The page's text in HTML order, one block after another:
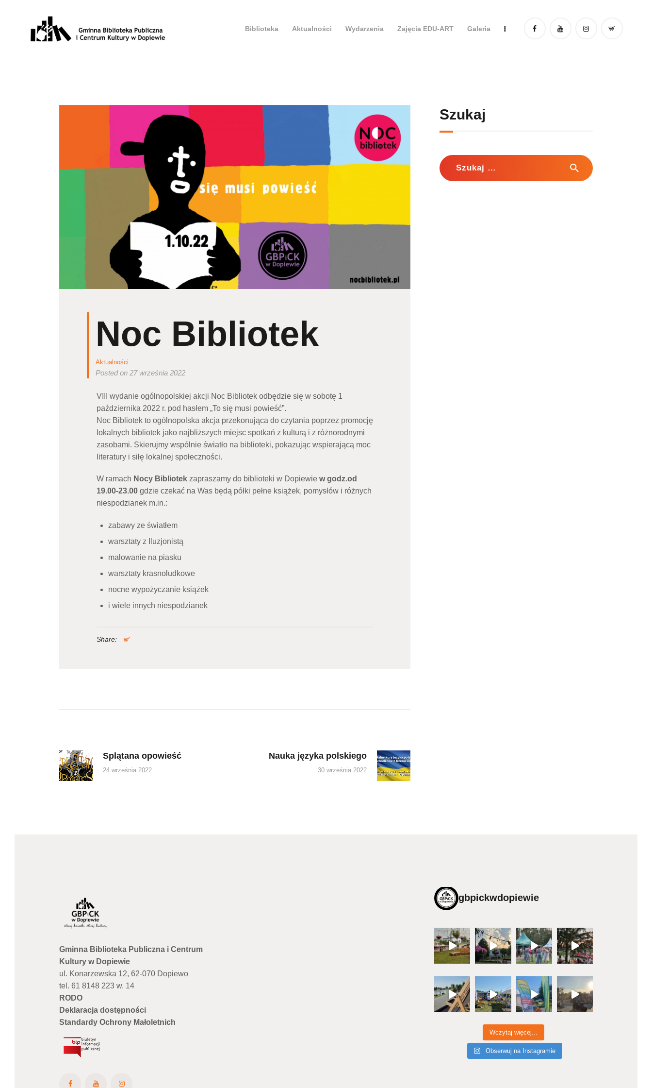
Biblioteka Aktualności Wydarzenia Zajęcia EDU-ART Galeria
Noc Bibliotek
Aktualności
Posted on 27 września 2022
VIII wydanie ogólnopolskiej akcji Noc Bibliotek odbędzie się w sobotę 1
października 2022 r. pod hasłem „To się musi powieść”.
Noc Bibliotek to ogólnopolska akcja przekonująca do czytania poprzez promocję
lokalnych bibliotek jako najbliższych miejsc spotkań z kulturą i z różnorodnymi
zasobami. Skierujmy wspólnie światło na biblioteki, pokazując wspierającą moc
literatury i siłę lokalnej społeczności.
W ramach Nocy Bibliotekzapraszamy do biblioteki w Dopiewie w godz.od
19.00-23.00gdzie czekać na Was będą półki pełne książek, pomysłów i różnych
niespodzianek m.in.:
zabawy ze światłem
warsztaty z Iluzjonistą
malowanie na piasku
warsztaty krasnoludkowe
nocne wypożyczanie książek
i wiele innych niespodzianek
Share:
wpisuPrevious
post:
Splątana opowieść
24 września 2022
Next
post:
Nauka języka polskiego
30 września 2022
Szukaj
Szukaj:
Gminna Biblioteka Publiczna i Centrum
Kultury w Dopiewie
ul. Konarzewska 12, 62-070 Dopiewo
tel. 61 8148 223 w. 14
RODO
Deklaracja dostępności
Standardy Ochrony Małoletnich
gbpickwdopiewie
Wczytaj więcej...
Obserwuj na Instagramie